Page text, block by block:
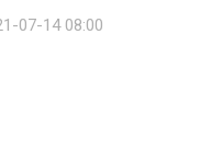
은 그 사람의 본성을 뜻한다. ‘배
07-14 08:00